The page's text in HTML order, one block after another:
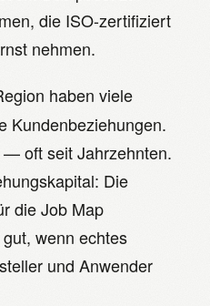
die ISO-zertifiziert
nehmen.
haben viele
Kundenbeziehungen.
oft seit Jahrzehnten.
Die
die Job Map
wenn echtes
und Anwender